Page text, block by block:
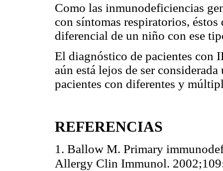
Como las inmunodeficiencias
con síntomas respiratorios,
diferencial de un niño con ese
El diagnóstico de pacientes con
aún está lejos de ser
pacientes con diferentes y
REFERENCIAS
1. Ballow M. Primary
Allergy Clin Immunol.